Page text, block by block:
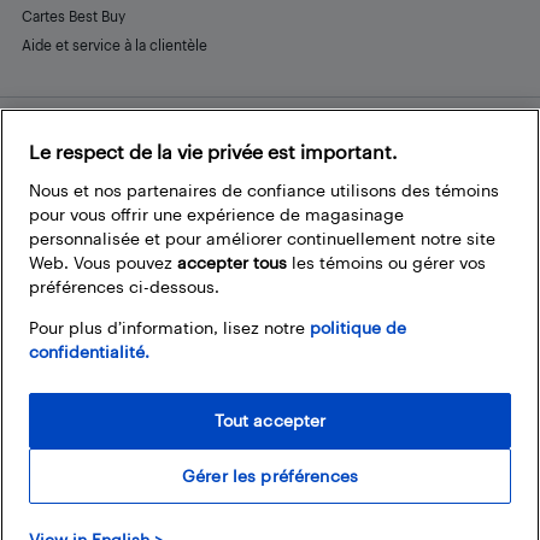
Cartes Best Buy
Aide et service à la clientèle
Restez connecté
FacebookInstagram
PinterestLinkedInYouTube
Le respect de la vie privée est important.
Nous et nos partenaires de confiance utilisons des témoins
pour vous offrir une expérience de magasinage
personnalisée et pour améliorer continuellement notre site
Web. Vous pouvez accepter tous les témoins ou gérer vos
préférences ci-dessous.
Pour plus d’information, lisez notre politique de
confidentialité.
Gérer les préférences
Tout accepter